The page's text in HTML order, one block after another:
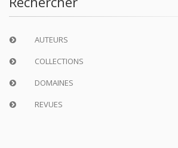
AUTEURS
COLLECTIONS
DOMAINES
REVUES